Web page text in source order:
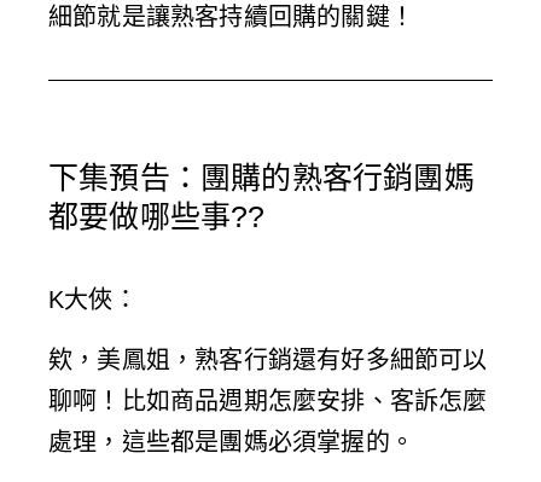
細節就是讓熟客持續回購的關鍵！
下集預告：團購的熟客行銷團媽
都要做哪些事??
K大俠 ：
欸，美鳳姐，熟客行銷還有好多細節可以
聊啊！比如商品週期怎麼安排、客訴怎麼
處理，這些都是團媽必須掌握的。